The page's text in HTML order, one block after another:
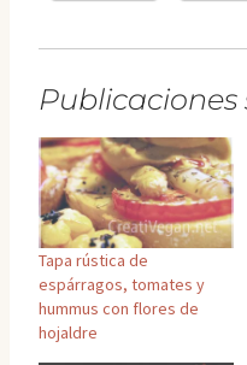
Publicaciones
Tapa rústica de
espárragos, tomates y
hummus con flores de
hojaldre